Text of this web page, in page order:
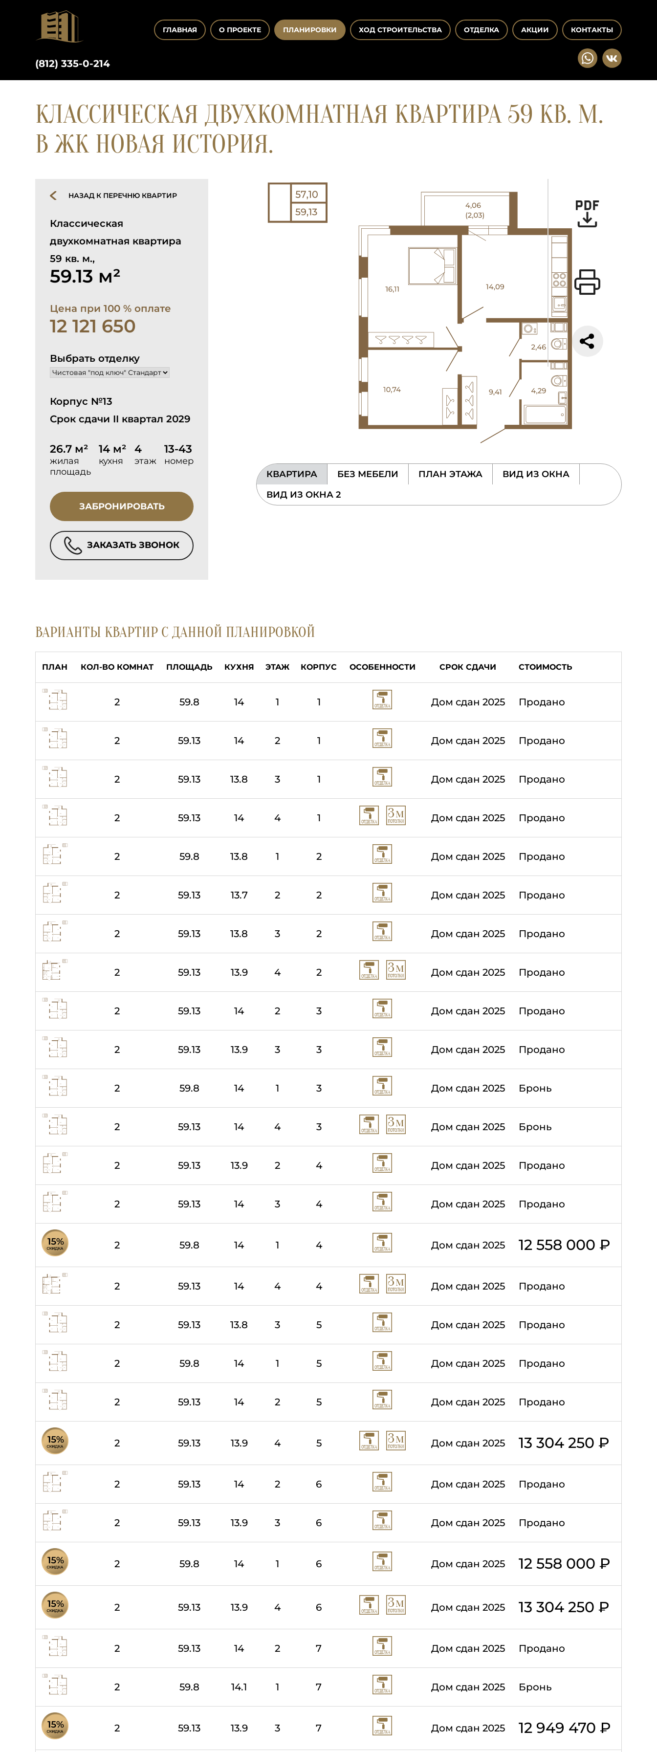
ГЛАВНАЯ О ПРОЕКТЕ ПЛАНИРОВКИ ХОД СТРОИТЕЛЬСТВА ОТДЕЛКА АКЦИИ КОНТАКТЫ
(812) 335-0-214
КЛАССИЧЕСКАЯ ДВУХКОМНАТНАЯ КВАРТИРА 59 КВ. М.
В ЖК НОВАЯ ИСТОРИЯ.
НАЗАД К ПЕРЕЧНЮ КВАРТИР
Классическая
двухкомнатная квартира
59 кв. м.,
59.13 м²
Цена при 100 % оплате
12 121 650
Выбрать отделку
Корпус №13
Срок сдачи II квартал 2029
26.7 м²
жилая
площадь
14 м²
кухня
4
этаж
13-43
номер
ЗАБРОНИРОВАТЬ
ЗАКАЗАТЬ ЗВОНОК
КВАРТИРА БЕЗ МЕБЕЛИ ПЛАН ЭТАЖА
ВИД ИЗ ОКНА
ВИД ИЗ ОКНА 2
ВАРИАНТЫ КВАРТИР С ДАННОЙ ПЛАНИРОВКОЙ
ПЛАН КОЛ-ВО КОМНАТ ПЛОЩАДЬ КУХНЯ ЭТАЖ КОРПУС ОСОБЕННОСТИ СРОК СДАЧИ СТОИМОСТЬ
2 59.8 14 1 1 Дом сдан 2025 Продано
2 59.13 14 2 1 Дом сдан 2025 Продано
2 59.13 13.8 3 1 Дом сдан 2025 Продано
2 59.13 14 4 1 Дом сдан 2025 Продано
2 59.8 13.8 1 2 Дом сдан 2025 Продано
2 59.13 13.7 2 2 Дом сдан 2025 Продано
2 59.13 13.8 3 2 Дом сдан 2025 Продано
2 59.13 13.9 4 2 Дом сдан 2025 Продано
2 59.13 14 2 3 Дом сдан 2025 Продано
2 59.13 13.9 3 3 Дом сдан 2025 Продано
2 59.8 14 1 3 Дом сдан 2025 Бронь
2 59.13 14 4 3 Дом сдан 2025 Бронь
2 59.13 13.9 2 4 Дом сдан 2025 Продано
2 59.13 14 3 4 Дом сдан 2025 Продано
2 59.8 14 1 4 Дом сдан 2025 12 558 000 ₽
2 59.13 14 4 4 Дом сдан 2025 Продано
2 59.13 13.8 3 5 Дом сдан 2025 Продано
2 59.8 14 1 5 Дом сдан 2025 Продано
2 59.13 14 2 5 Дом сдан 2025 Продано
2 59.13 13.9 4 5 Дом сдан 2025 13 304 250 ₽
2 59.13 14 2 6 Дом сдан 2025 Продано
2 59.13 13.9 3 6 Дом сдан 2025 Продано
2 59.8 14 1 6 Дом сдан 2025 12 558 000 ₽
2 59.13 13.9 4 6 Дом сдан 2025 13 304 250 ₽
2 59.13 14 2 7 Дом сдан 2025 Продано
2 59.8 14.1 1 7 Дом сдан 2025 Бронь
2 59.13 13.9 3 7 Дом сдан 2025 12 949 470 ₽